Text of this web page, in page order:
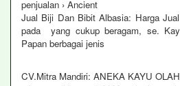
penjualan › Ancient
Jual Biji Dan Bibit Albasia: Harga
pada yang cukup beragam, se.
Papan berbagai jenis
CV.Mitra Mandiri: ANEKA KAYU